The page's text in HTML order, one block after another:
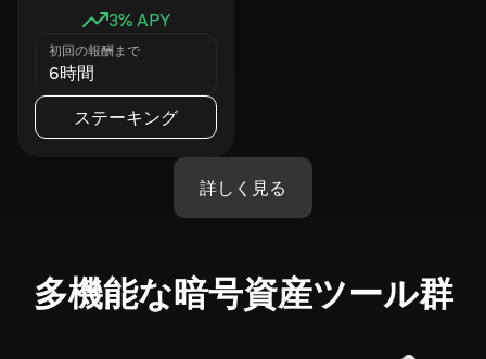
3% APY
初回の報酬まで
6時間
ステーキング
詳しく見る
多機能な暗号資産ツール群